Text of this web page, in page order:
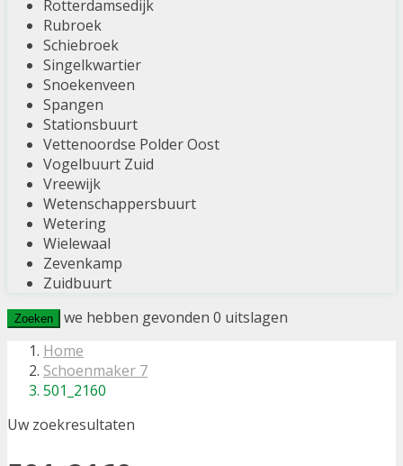
Rotterdamsedijk
Rubroek
Schiebroek
Singelkwartier
Snoekenveen
Spangen
Stationsbuurt
Vettenoordse Polder Oost
Vogelbuurt Zuid
Vreewijk
Wetenschappersbuurt
Wetering
Wielewaal
Zevenkamp
Zuidbuurt
Zoeken we hebben gevonden 0 uitslagen
Home
Schoenmaker 7
501_2160
Uw zoekresultaten